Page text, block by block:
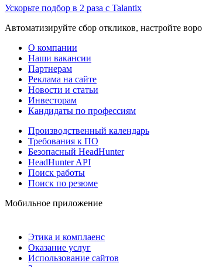
Ускорьте подбор в 2 раза с Talantix
Автоматизируйте сбор откликов, настройте
О компании
Наши вакансии
Партнерам
Реклама на сайте
Новости и статьи
Инвесторам
Кандидаты по профессиям
Производственный календарь
Требования к ПО
Безопасный HeadHunter
HeadHunter API
Поиск работы
Поиск по резюме
Мобильное приложение
Этика и комплаенс
Оказание услуг
Использование сайтов